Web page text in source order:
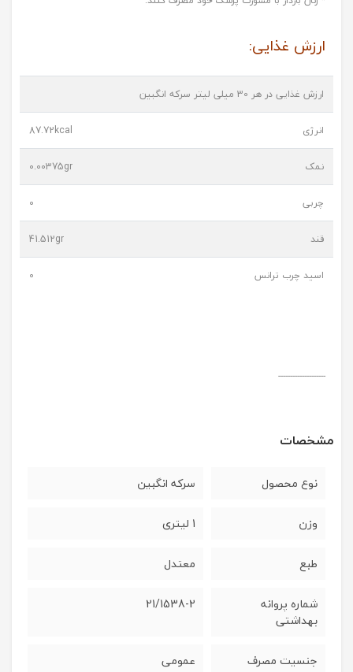
ارزش غذایی:
ارزش غذایی در هر 30 میلی لیتر سرکه انگبین
انرژی 87.72kcal
نمک 0.00375gr
چربی 0
قند 41.512gr
اسید چرب ترانس 0
--------------------
مشخصات
نوع محصول سرکه انگبین
وزن 1 لیتری
طبع معتدل
شماره پروانه
بهداشتی
21/1538-2
جنسیت مصرف عمومی